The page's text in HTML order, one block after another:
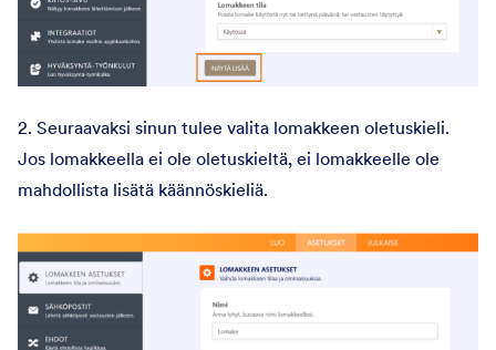
2. Seuraavaksi sinun tulee valita lomakkeen oletuskieli.
Jos lomakkeella ei ole oletuskieltä, ei lomakkeelle ole
mahdollista lisätä käännöskieliä.